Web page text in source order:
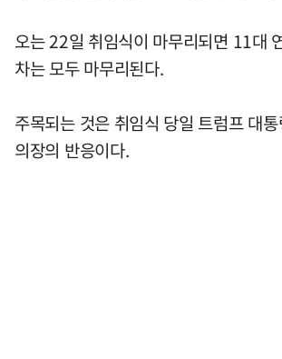
오는 22일 취임식이 마무리되면 11대
차는 모두 마무리된다.
주목되는 것은 취임식 당일 트럼프 대
의장의 반응이다.